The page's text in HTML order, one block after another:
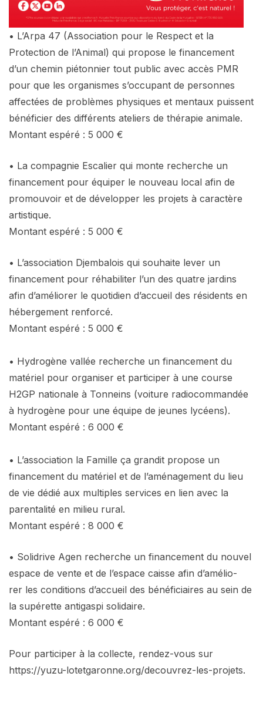
• L’Arpa 47 (Association pour le Respect et la
Protection de l’Animal) qui propose le financement
d’un chemin piétonnier tout public avec accès PMR
pour que les organismes s’occupant de personnes
affectées de problèmes physiques et mentaux puissent
bénéficier des différents ateliers de thérapie animale.
Montant espéré : 5 000 €
• La compagnie Escalier qui monte recherche un
financement pour équiper le nouveau local afin de
promouvoir et de développer les projets à caractère
artistique.
Montant espéré : 5 000 €
• L’association Djembalois qui souhaite lever un
financement pour réhabiliter l’un des quatre jardins
afin d’améliorer le quotidien d’accueil des résidents en
hébergement renforcé.
Montant espéré : 5 000 €
• Hydrogène vallée recherche un financement du
matériel pour organiser et participer à une course
H2GP nationale à Tonneins (voiture radiocommandée
à hydrogène pour une équipe de jeunes lycéens).
Montant espéré : 6 000 €
• L’association la Famille ça grandit propose un
financement du matériel et de l’aménagement du lieu
de vie dédié aux multiples services en lien avec la
parentalité en milieu rural.
Montant espéré : 8 000 €
• Solidrive Agen recherche un financement du nouvel
espace de vente et de l’espace caisse afin d’amélio-
rer les conditions d’accueil des bénéficiaires au sein de
la supérette antigaspi solidaire.
Montant espéré : 6 000 €
Pour participer à la collecte, rendez-vous sur
https://yuzu-lotetgaronne.org/decouvrez-les-projets.